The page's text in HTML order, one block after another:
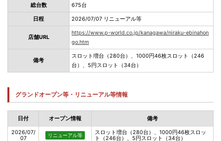
総台数 675台
日程 2026/07/07 リニューアル等
店舗URL
https://www.p-world.co.jp/kanagawa/niraku-ebinahon
go.htm
備考
スロット増台（280台）、1000円46枚スロット（246
台）、5円スロット（34台）
グランドオープン等・リニューアル等情報
日付 オープン情報 備考
2026/07/
07
リニューアル等
スロット増台（280台）、1000円46枚スロッ
ト（246台）、5円スロット（34台）